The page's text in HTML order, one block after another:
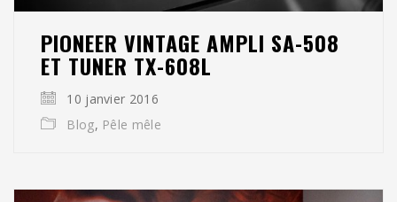
PIONEER VINTAGE AMPLI SA-508
ET TUNER TX-608L
10 janvier 2016
Blog, Pêle mêle